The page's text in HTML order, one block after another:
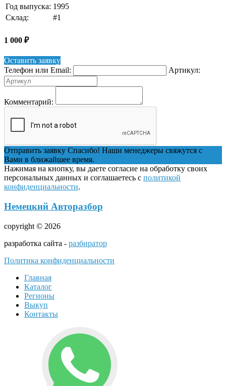
Год выпуска: 1995
Склад:
#1
1 000 ₽
Оставить заявку
Телефон или Email:
Артикул:
Комментарий:
Отправить заявку Спасибо! Наши менеджеры свяжутся с
Вами в ближайшее время.
Нажимая на кнопку, вы даете согласие на обработку своих
персональных данных и соглашаетесь с политикой
конфиденциальности.
Немецкий Авторазбор
copyright © 2026
разработка сайта - разбиратор
Политика конфиденциальности
Главная
Каталог
Регионы
Выкуп
Контакты